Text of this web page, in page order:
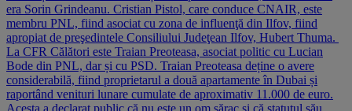
era Sorin Grindeanu. Cristian Pistol, care conduce CNAIR, este
membru PNL, fiind asociat cu zona de influenţă din Ilfov, fiind
apropiat de preşedintele Consiliului Judeţean Ilfov, Hubert Thuma.
La CFR Călători este Traian Preoteasa, asociat politic cu Lucian
Bode din PNL, dar și cu PSD. Traian Preoteasa deține o avere
considerabilă, fiind proprietarul a două apartamente în Dubai și
raportând venituri lunare cumulate de aproximativ 11.000 de euro.
Acesta a declarat public că nu este un om sărac și că statutul său